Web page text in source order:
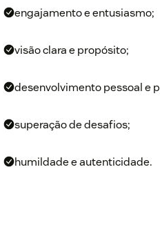
engajamento e entusiasmo;
visão clara e propósito;
desenvolvimento pessoal e
superação de desafios;
humildade e autenticidade.